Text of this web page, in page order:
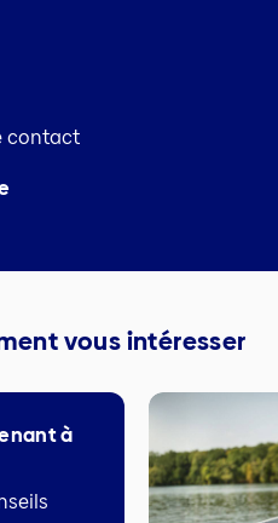
contact
vous intéresser
à